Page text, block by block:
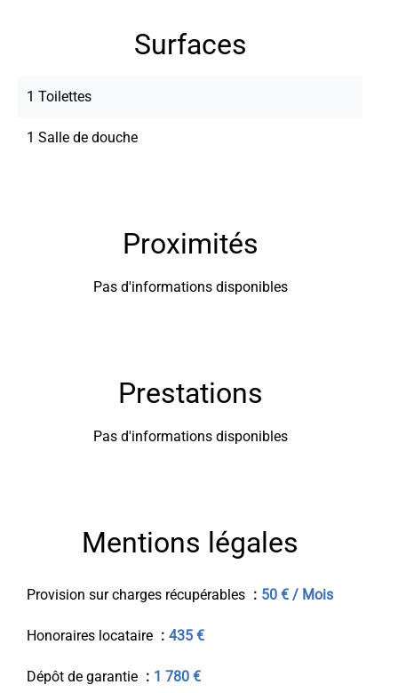
Surfaces
1 Toilettes
1 Salle de douche
Proximités
Pas d'informations disponibles
Prestations
Pas d'informations disponibles
Mentions légales
Provision sur charges récupérables 50 € / Mois
Honoraires locataire 435 €
Dépôt de garantie 1 780 €